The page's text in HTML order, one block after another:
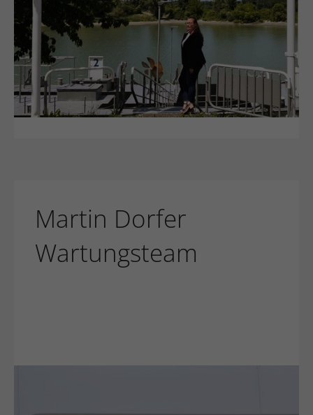
Martin Dorfer
Wartungsteam